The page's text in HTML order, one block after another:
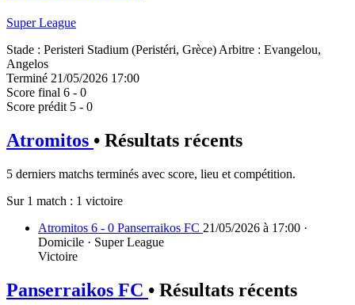
Super League
Stade : Peristeri Stadium (Peristéri, Grèce) Arbitre : Evangelou,
Angelos
Terminé 21/05/2026 17:00
Score final 6 - 0
Score prédit 5 - 0
Atromitos • Résultats récents
5 derniers matchs terminés avec score, lieu et compétition.
Sur 1 match : 1 victoire
Atromitos 6 - 0 Panserraikos FC 21/05/2026 à 17:00 ·
Domicile · Super League
Victoire
Panserraikos FC • Résultats récents